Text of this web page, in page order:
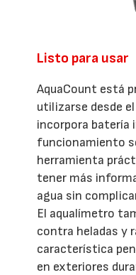
Listo para usar
AquaCount está
utilizarse desde
incorpora batería
funcionamiento
herramienta
tener más
agua sin
El aqualímetro
contra heladas y
característica
en exteriores